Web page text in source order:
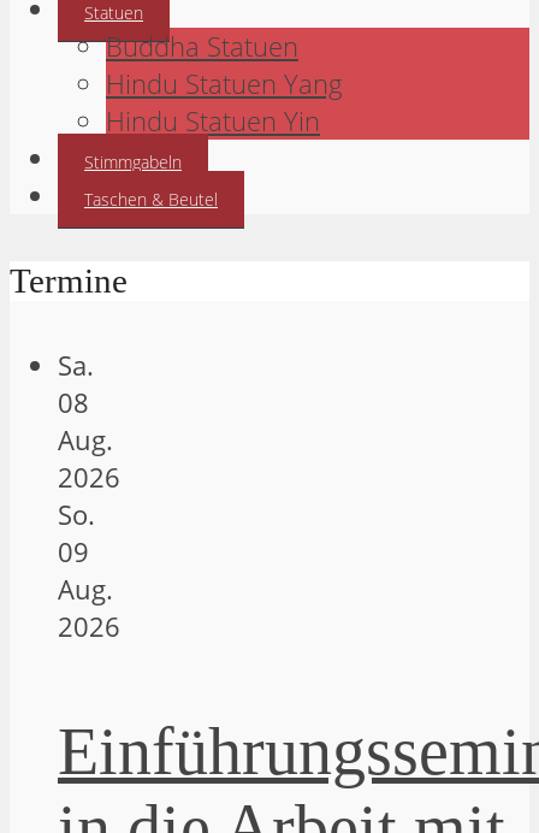
Statuen
Buddha Statuen
Hindu Statuen Yang
Hindu Statuen Yin
Stimmgabeln
Taschen & Beutel
Termine
Sa.
08
Aug.
2026
So.
09
Aug.
2026